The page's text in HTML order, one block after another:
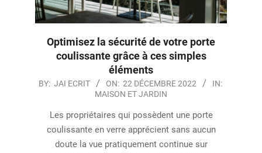
Optimisez la sécurité de votre porte
coulissante grâce à ces simples
éléments
2022-
BY: JAI ECRIT ON: 22 DÉCEMBRE 2022
IN:
MAISON ET JARDIN
Les propriétaires qui possèdent une porte
coulissante en verre apprécient sans aucun
doute la vue pratiquement continue sur